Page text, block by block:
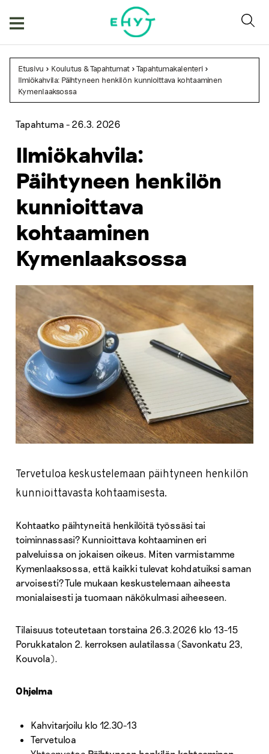
Etusivu > Koulutus & Tapahtumat >Tapahtumakalenteri >
Ilmiökahvila: Päihtyneen henkilön kunnioittava kohtaaminen
Kymenlaaksossa
Tapahtuma - 26.3. 2026
Ilmiökahvila:
Päihtyneen henkilön
kunnioittava
kohtaaminen
Kymenlaaksossa
Tervetuloa keskustelemaan päihtyneen henkilön
kunnioittavasta kohtaamisesta.
Kohtaatko päihtyneitä henkilöitä työssäsi tai
toiminnassasi? Kunnioittava kohtaaminen eri
palveluissa on jokaisen oikeus. Miten varmistamme
Kymenlaaksossa, että kaikki tulevat kohdatuiksi saman
arvoisesti? Tule mukaan keskustelemaan aiheesta
monialaisesti ja tuomaan näkökulmasi aiheeseen.
Tilaisuus toteutetaan torstaina 26.3.2026 klo 13-15
Porukkatalon 2. kerroksen aulatilassa (Savonkatu 23,
Kouvola).
Ohjelma
Kahvitarjoilu klo 12.30-13
Tervetuloa